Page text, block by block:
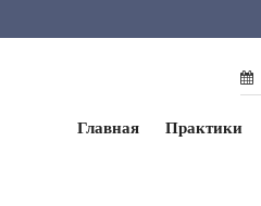
Главная Практики